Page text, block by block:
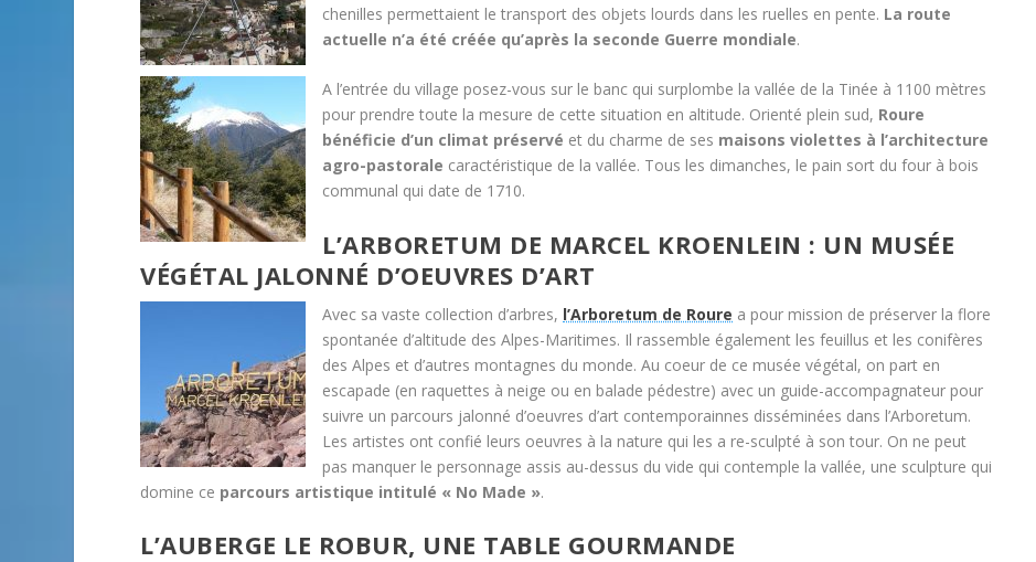
chenilles permettaient le transport des objets lourds dans les ruelles en pente. La route
actuelle n’a été créée qu’après la seconde Guerre mondiale.
A l’entrée du village posez-vous sur le banc qui surplombe la vallée de la Tinée à 1100 mètres
pour prendre toute la mesure de cette situation en altitude. Orienté plein sud, Roure
bénéficie d’un climat préservé et du charme de ses maisons violettes à l’architecture
agro-pastorale caractéristique de la vallée. Tous les dimanches, le pain sort du four à bois
communal qui date de 1710.
L’ARBORETUM DE MARCEL KROENLEIN : UN MUSÉE
VÉGÉTAL JALONNÉ D’OEUVRES D’ART
Avec sa vaste collection d’arbres, l’Arboretum de Roure a pour mission de préserver la flore
spontanée d’altitude des Alpes-Maritimes. Il rassemble également les feuillus et les conifères
des Alpes et d’autres montagnes du monde. Au coeur de ce musée végétal, on part en
escapade (en raquettes à neige ou en balade pédestre) avec un guide-accompagnateur pour
suivre un parcours jalonné d’oeuvres d’art contemporainnes disséminées dans l’Arboretum.
Les artistes ont confié leurs oeuvres à la nature qui les a re-sculpté à son tour. On ne peut
pas manquer le personnage assis au-dessus du vide qui contemple la vallée, une sculpture qui
domine ce parcours artistique intitulé « No Made ».
L’AUBERGE LE ROBUR, UNE TABLE GOURMANDE